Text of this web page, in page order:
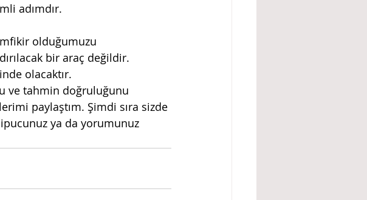
adımdır.
bir araç değildir.
olacaktır.
ve tahmin doğruluğunu
paylaştım. Şimdi sıra sizde
ya da yorumunuz